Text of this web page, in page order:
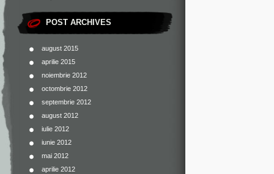
POST ARCHIVES
august 2015
aprilie 2015
noiembrie 2012
octombrie 2012
septembrie 2012
august 2012
iulie 2012
iunie 2012
mai 2012
aprilie 2012